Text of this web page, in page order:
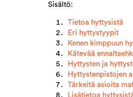
Sisältö:
Tietoa hyttysistä
Eri hyttystyypit
Kenen kimppuun
Kätevää
Hyttysten ja
Hyttystenpistojen
Tärkeitä asioita
Lisätietoa